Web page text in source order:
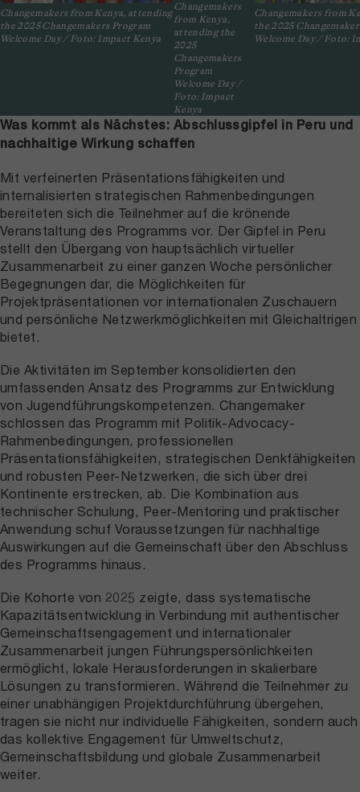
Changemakers from Kenya, attending
the 2025 Changemakers Program
Welcome Day / Foto: Impact Kenya
Changemakers
from Kenya,
attending the
2025
Changemakers
Program
Welcome Day /
Foto: Impact
Kenya
Changemakers from
the 2025
Welcome Day / Foto:
Was kommt als Nächstes: Abschlussgipfel in Peru und
nachhaltige Wirkung schaffen
Mit verfeinerten Präsentationsfähigkeiten und
internalisierten strategischen Rahmenbedingungen
bereiteten sich die Teilnehmer auf die krönende
Veranstaltung des Programms vor. Der Gipfel in Peru
stellt den Übergang von hauptsächlich virtueller
Zusammenarbeit zu einer ganzen Woche persönlicher
Begegnungen dar, die Möglichkeiten für
Projektpräsentationen vor internationalen Zuschauern
und persönliche Netzwerkmöglichkeiten mit Gleichaltrigen
bietet.
Die Aktivitäten im September konsolidierten den
umfassenden Ansatz des Programms zur Entwicklung
von Jugendführungskompetenzen. Changemaker
schlossen das Programm mit Politik-Advocacy-
Rahmenbedingungen, professionellen
Präsentationsfähigkeiten, strategischen Denkfähigkeiten
und robusten Peer-Netzwerken, die sich über drei
Kontinente erstrecken, ab. Die Kombination aus
technischer Schulung, Peer-Mentoring und praktischer
Anwendung schuf Voraussetzungen für nachhaltige
Auswirkungen auf die Gemeinschaft über den Abschluss
des Programms hinaus.
Die Kohorte von 2025 zeigte, dass systematische
Kapazitätsentwicklung in Verbindung mit authentischer
Gemeinschaftsengagement und internationaler
Zusammenarbeit jungen Führungspersönlichkeiten
ermöglicht, lokale Herausforderungen in skalierbare
Lösungen zu transformieren. Während die Teilnehmer zu
einer unabhängigen Projektdurchführung übergehen,
tragen sie nicht nur individuelle Fähigkeiten, sondern auch
das kollektive Engagement für Umweltschutz,
Gemeinschaftsbildung und globale Zusammenarbeit
weiter.